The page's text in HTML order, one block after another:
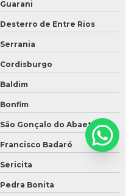
Guarani
Desterro de Entre Rios
Serrania
Cordisburgo
Baldim
Bonfim
São Gonçalo do Abaeté
Francisco Badaró
Sericita
Pedra Bonita